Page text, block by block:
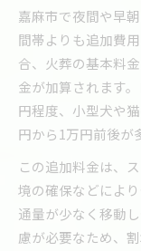
嘉麻市で夜間や早
間帯よりも追加費
合、火葬の基本料
金が加算されます
円程度、小型犬や
円から1万円前後が
この追加料金は、
境の確保などによ
通量が少なく移動
慮が必要なため、